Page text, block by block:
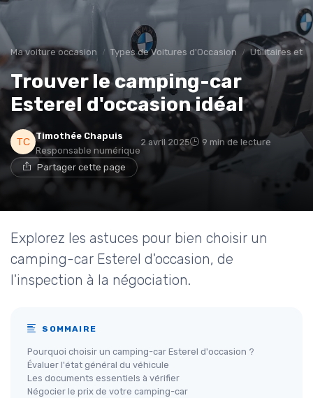
Ma voiture occasion Types de Voitures d'Occasion Utilitaires et
Trouver le camping-car
Esterel d'occasion idéal
Timothée Chapuis
Responsable numérique
2 avril 2025 9 min de lecture
Partager cette page
Explorez les astuces pour bien choisir un
camping-car Esterel d'occasion, de
l'inspection à la négociation.
SOMMAIRE
Pourquoi choisir un camping-car Esterel d'occasion ?
Évaluer l'état général du véhicule
Les documents essentiels à vérifier
Négocier le prix de votre camping-car